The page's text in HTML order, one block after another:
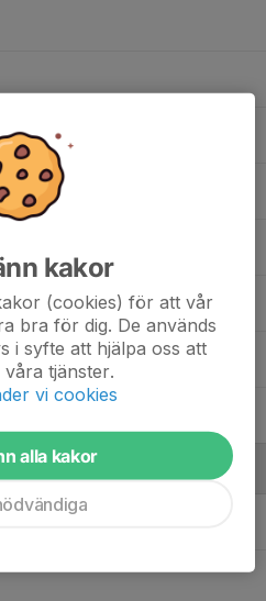
kakor
(cookies) för att vår
bra för dig. De används
i syfte att hjälpa oss att
tjänster.
vi cookies
alla kakor